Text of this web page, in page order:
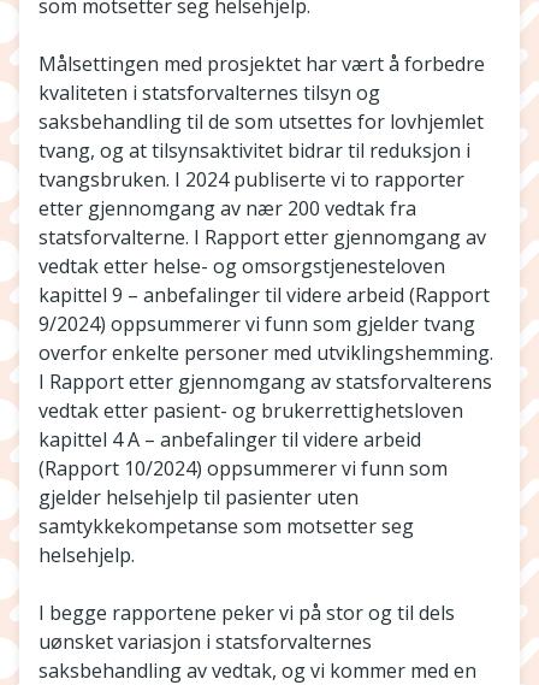
som motsetter seg helsehjelp.
Målsettingen med prosjektet har vært å forbedre
kvaliteten i statsforvalternes tilsyn og
saksbehandling til de som utsettes for lovhjemlet
tvang, og at tilsynsaktivitet bidrar til reduksjon i
tvangsbruken. I 2024 publiserte vi to rapporter
etter gjennomgang av nær 200 vedtak fra
statsforvalterne. I Rapport etter gjennomgang av
vedtak etter helse- og omsorgstjenesteloven
kapittel 9 – anbefalinger til videre arbeid (Rapport
9/2024) oppsummerer vi funn som gjelder tvang
overfor enkelte personer med utviklingshemming.
I Rapport etter gjennomgang av statsforvalterens
vedtak etter pasient- og brukerrettighetsloven
kapittel 4 A – anbefalinger til videre arbeid
(Rapport 10/2024) oppsummerer vi funn som
gjelder helsehjelp til pasienter uten
samtykkekompetanse som motsetter seg
helsehjelp.
I begge rapportene peker vi på stor og til dels
uønsket variasjon i statsforvalternes
saksbehandling av vedtak, og vi kommer med en